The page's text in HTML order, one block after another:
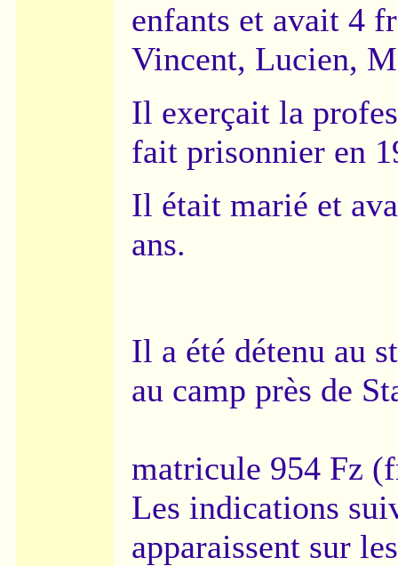
enfants et avait 4
Vincent, Lucien,
Il exerçait la
fait prisonnier en
Il était marié et
ans.
Il a été détenu au
au camp près de
matricule 954 Fz
Les indications
apparaissent sur